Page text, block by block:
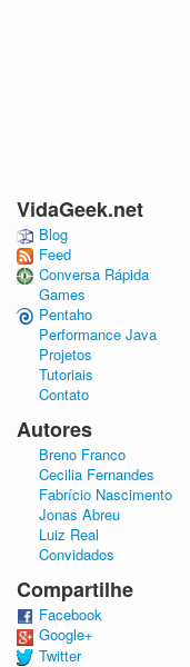
VidaGeek.net
Blog
Feed
Conversa Rápida
Games
Pentaho
Performance Java
Projetos
Tutoriais
Contato
Autores
Breno Franco
Cecilia Fernandes
Fabrício Nascimento
Jonas Abreu
Luiz Real
Convidados
Compartilhe
Facebook
Google+
Twitter